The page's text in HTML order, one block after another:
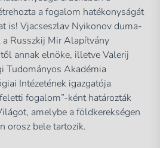
a fogalom hatékonyságát
is! Vjacseszlav Nyikonov duma-
Russzkij Mir Alapítvány
annak elnöke, illetve Valerij
Tudományos Akadémia
Intézetének igazgatója
fogalom”-ként határozták
amelybe a földkerekségen
orosz bele tartozik.